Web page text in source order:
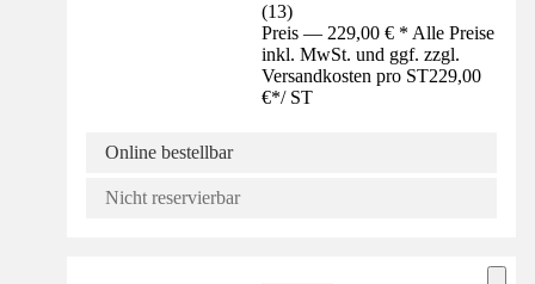
(13)
Preis — 229,00 € * Alle Preise
inkl. MwSt. und ggf. zzgl.
Versandkosten pro ST229,00
€*/ ST
Online bestellbar
Nicht reservierbar